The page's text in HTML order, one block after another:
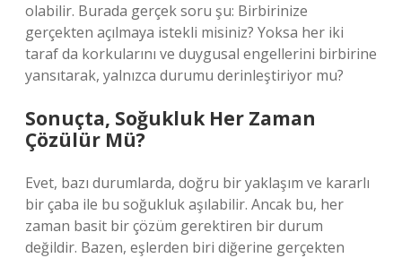
olabilir. Burada gerçek soru şu: Birbirinize
gerçekten açılmaya istekli misiniz? Yoksa her iki
taraf da korkularını ve duygusal engellerini birbirine
yansıtarak, yalnızca durumu derinleştiriyor mu?
Sonuçta, Soğukluk Her Zaman
Çözülür Mü?
Evet, bazı durumlarda, doğru bir yaklaşım ve kararlı
bir çaba ile bu soğukluk aşılabilir. Ancak bu, her
zaman basit bir çözüm gerektiren bir durum
değildir. Bazen, eşlerden biri diğerine gerçekten